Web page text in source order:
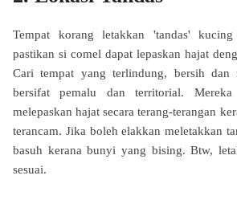
Tempat korang letakkan 'tandas'
pastikan si comel dapat lepaskan hajat
Cari tempat yang terlindung, bersih dan
bersifat pemalu dan territorial.
melepaskan hajat secara terang-terangan
terancam. Jika boleh elakkan meletakkan
basuh kerana bunyi yang bising. Btw,
sesuai.